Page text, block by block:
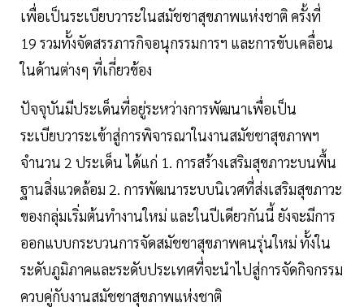
เพื่อเป็นระเบียบวาระในสมัชชาสุขภาพแห่งชาติ ครั้งที่
19 รวมทั้งจัดสรรภารกิจอนุกรรมการฯ และการขับเคลื่อน
ในด้านต่างๆ ที่เกี่ยวข้อง
ปัจจุบันมีประเด็นที่อยู่ระหว่างการพัฒนาเพื่อเป็น
ระเบียบวาระเข้าสู่การพิจารณาในงานสมัชชาสุขภาพฯ
จำนวน 2 ประเด็น ได้แก่ 1. การสร้างเสริมสุขภาวะบนพื้น
ฐานสิ่งแวดล้อม 2. การพัฒนาระบบนิเวศที่ส่งเสริมสุขภาวะ
ของกลุ่มเริ่มต้นทำงานใหม่ และในปีเดียวกันนี้ ยังจะมีการ
ออกแบบกระบวนการจัดสมัชชาสุขภาพคนรุ่นใหม่ ทั้งใน
ระดับภูมิภาคและระดับประเทศที่จะนำไปสู่การจัดกิจกรรม
ควบคู่กับงานสมัชชาสุขภาพแห่งชาติ